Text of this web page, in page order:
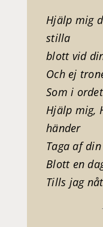
Hjälp mig
stilla
blott vid
Och ej
Som i
Hjälp mig,
händer
Taga af
Blott en
Tills jag